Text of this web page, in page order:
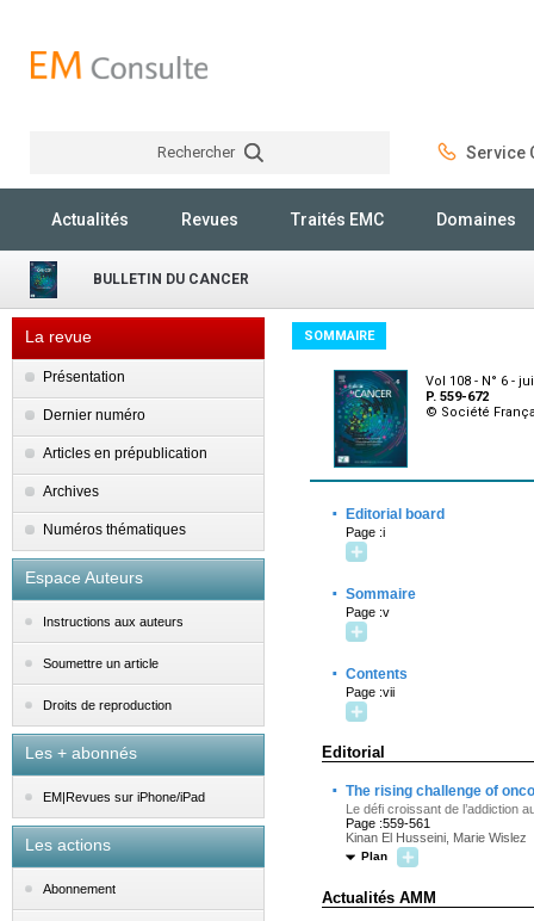
Rechercher Service
Actualités Revues Traités EMC Domaines
BULLETIN DU CANCER
La revue
Présentation
Dernier numéro
Articles en prépublication
Archives
Numéros thématiques
Espace Auteurs
Instructions aux auteurs
Soumettre un article
Droits de reproduction
Les + abonnés
EM|Revues sur iPhone/iPad
Les actions
Abonnement
SOMMAIRE
Vol 108 - N° 6 -
P. 559-672
© Société
· Editorial board
Page :i
· Sommaire
Page :v
· Contents
Page :vii
Editorial
· The rising challenge of
Le défi croissant de l’addiction
Page :559-561
Kinan El Husseini, Marie Wislez
Plan
Actualités AMM